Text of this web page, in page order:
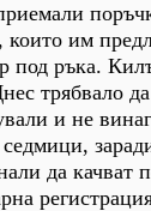
им
ръка.
трябвало
и не
да качват